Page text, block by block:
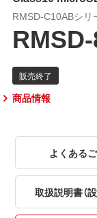
RMSD-C10ABシリ
商品情報
よくある
取扱説明書（